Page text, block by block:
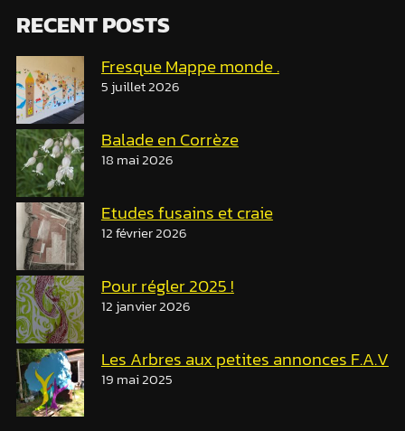
RECENT POSTS
Fresque Mappe monde .
5 juillet 2026
Balade en Corrèze
18 mai 2026
Etudes fusains et craie
12 février 2026
Pour régler 2025 !
12 janvier 2026
Les Arbres aux petites annonces F.A.V
19 mai 2025